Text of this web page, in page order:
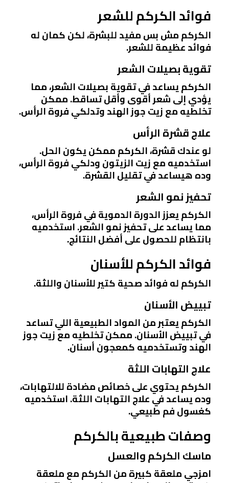
فوائد الكركم للشعر
الكركم مش بس مفيد للبشرة، لكن كمان له
فوائد عظيمة للشعر.
تقوية بصيلات الشعر
الكركم يساعد في تقوية بصيلات الشعر، مما
يؤدي إلى شعر أقوى وأقل تساقط. ممكن
تخلطيه مع زيت جوز الهند وتدلكي فروة الرأس.
علاج قشرة الرأس
لو عندك قشرة، الكركم ممكن يكون الحل.
استخدميه مع زيت الزيتون ودلكي فروة الرأس،
وده هيساعد في تقليل القشرة.
تحفيز نمو الشعر
الكركم يعزز الدورة الدموية في فروة الرأس،
مما يساعد على تحفيز نمو الشعر. استخدميه
بانتظام للحصول على أفضل النتائج.
فوائد الكركم للأسنان
الكركم له فوائد صحية كتير للأسنان واللثة.
تبييض الأسنان
الكركم يعتبر من المواد الطبيعية اللي تساعد
في تبييض الأسنان. ممكن تخلطيه مع زيت جوز
الهند وتستخدميه كمعجون أسنان.
علاج التهابات اللثة
الكركم يحتوي على خصائص مضادة للالتهابات،
وده يساعد في علاج التهابات اللثة. استخدميه
كغسول فم طبيعي.
وصفات طبيعية بالكركم
ماسك الكركم والعسل
امزجي ملعقة كبيرة من الكركم مع ملعقة